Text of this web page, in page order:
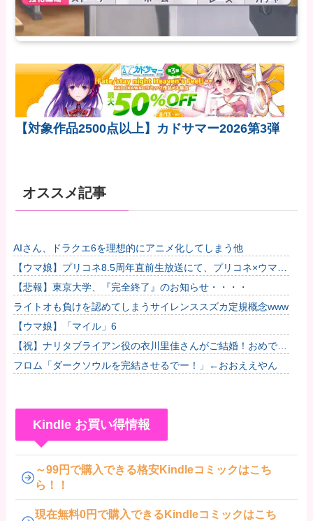
【対象作品2500点以上】カドサマー2026第3弾
オススメ記事
AIさん、ドラクエ6を理想的にアニメ化してしまう他
【ウマ娘】プリコネ8.5周年直前生放送にて、プリコネ×ウマ娘
コラボの開催について告知が！？今秋予定で詳細については後
日発...
【悲報】東京大学、『完全終了』のお知らせ・・・・
ライトオも負けを認めてしまうサイレンススズカ定規概念www
【ウマ娘】「マイル」6
【祝】ナリタブライアン役の衣川里佳さんがご結婚！おめでと
うございます！
フロム「ダークソウルを完結させるでー！」←おおええやん
Kindle お買い得情報
～99円で購入できる格安Kindleコミックはこち
ら！！
現在無料0円で購入できるKindleコミックはこち